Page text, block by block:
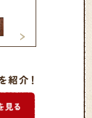
農産物直売所精
リーンマーケット